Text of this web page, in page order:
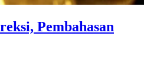
Pembahasan